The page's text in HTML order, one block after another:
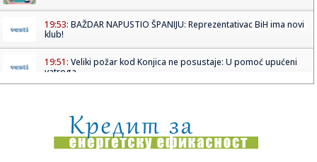
19:53: BAŽDAR NAPUSTIO ŠPANIJU: Reprezentativac BiH ima novi
klub!
19:51: Veliki požar kod Konjica ne posustaje: U pomoć upućeni
vatroga...
19:51:Samed Baždar novi fudbaler Sent Trudena